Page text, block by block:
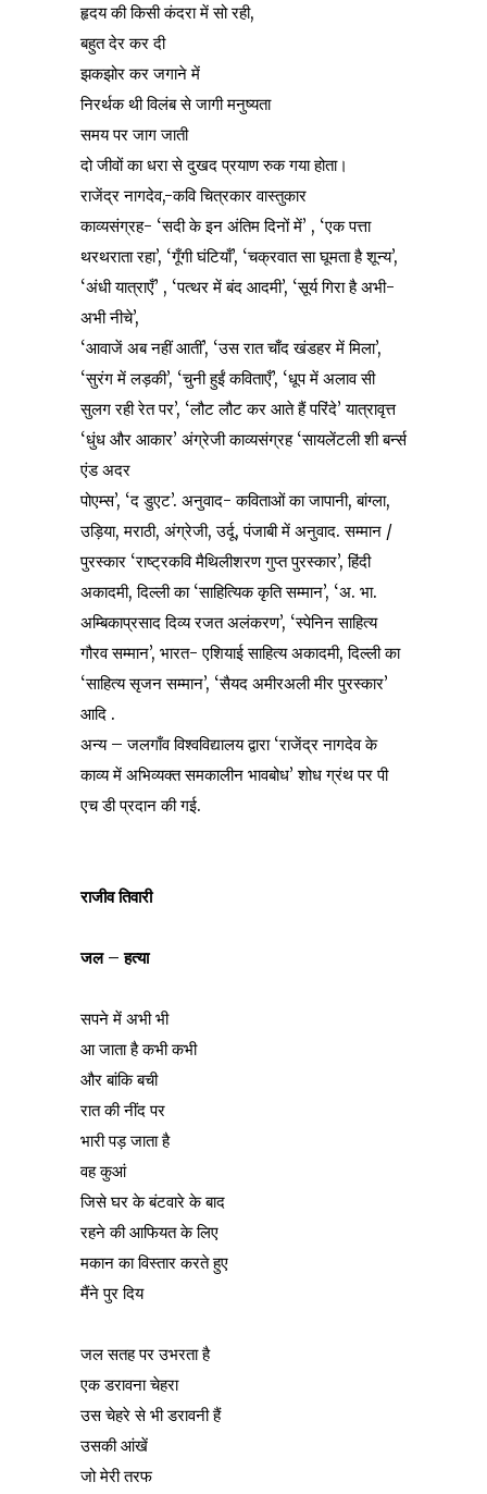
हृदय की किसी कंदरा में सो रही,
बहुत देर कर दी
झकझोर कर जगाने में
निरर्थक थी विलंब से जागी मनुष्यता
समय पर जाग जाती
दो जीवों का धरा से दुखद प्रयाण रुक गया होता।
राजेंद्र नागदेव,-कवि चित्रकार वास्तुकार
काव्यसंग्रह- ‘सदी के इन अंतिम दिनों में’ , ‘एक पत्ता
थरथराता रहा’, ‘गूँगी घंटियाँ’, ‘चक्रवात सा घूमता है शून्य’,
‘अंधी यात्राएँ’ , ‘पत्थर में बंद आदमी’, ‘सूर्य गिरा है अभी-
अभी नीचे’,
‘आवाजें अब नहीं आतीं’, ‘उस रात चाँद खंडहर में मिला’,
‘सुरंग में लड़की’, ‘चुनी हुईं कविताएँ’, ‘धूप में अलाव सी
सुलग रही रेत पर’, ‘लौट लौट कर आते हैं परिंदे’ यात्रावृत्त
‘धुंध और आकार’ अंग्रेजी काव्यसंग्रह ‘सायलेंटली शी बर्न्स
एंड अदर
पोएम्स’, ‘द डुएट’. अनुवाद- कविताओं का जापानी, बांग्ला,
उड़िया, मराठी, अंग्रेजी, उर्दू, पंजाबी में अनुवाद. सम्मान /
पुरस्कार ‘राष्ट्रकवि मैथिलीशरण गुप्त पुरस्कार’, हिंदी
अकादमी, दिल्ली का ‘साहित्यिक कृति सम्मान’, ‘अ. भा.
अम्बिकाप्रसाद दिव्य रजत अलंकरण’, ‘स्पेनिन साहित्य
गौरव सम्मान’, भारत- एशियाई साहित्य अकादमी, दिल्ली का
‘साहित्य सृजन सम्मान’, ‘सैयद अमीरअली मीर पुरस्कार’
आदि .
अन्य – जलगाँव विश्वविद्यालय द्वारा ‘राजेंद्र नागदेव के
काव्य में अभिव्यक्त समकालीन भावबोध’ शोध ग्रंथ पर पी
एच डी प्रदान की गई.
राजीव तिवारी
जल – हत्या
सपने में अभी भी
आ जाता है कभी कभी
और बांकि बची
रात की नींद पर
भारी पड़ जाता है
वह कुआं
जिसे घर के बंटवारे के बाद
रहने की आफियत के लिए
मकान का विस्तार करते हुए
मैंने पुर दिय
जल सतह पर उभरता है
एक डरावना चेहरा
उस चेहरे से भी डरावनी हैं
उसकी आंखें
जो मेरी तरफ